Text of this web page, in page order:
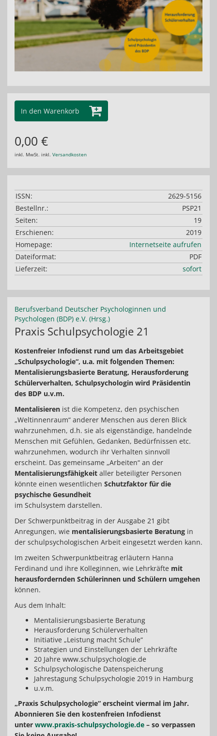
In den Warenkorb
0,00 €
inkl. MwSt. inkl. Versandkosten
ISSN:
2629-5156
Bestellnr.:
PSP21
Seiten:
19
Erschienen:
2019
Homepage:
Internetseite aufrufen
Dateiformat:
PDF
Lieferzeit:
sofort
Berufsverband Deutscher Psychologinnen und
Psychologen (BDP) e.V. (Hrsg.)
Praxis Schulpsychologie 21
Kostenfreier Infodienst rund um das Arbeitsgebiet
„Schulpsychologie“, u.a. mit folgenden Themen:
Mentalisierungsbasierte Beratung, Herausforderung
Schülerverhalten, Schulpsychologin wird Präsidentin
des BDP u.v.m.
Mentalisieren ist die Kompetenz, den psychischen
„Weltinnenraum“ anderer Menschen aus deren Blick
wahrzunehmen, d.h. sie als eigenständige, handelnde
Menschen mit Gefühlen, Gedanken, Bedürfnissen etc.
wahrzunehmen, wodurch ihr Verhalten sinnvoll
erscheint. Das gemeinsame „Arbeiten“ an der
Mentalisierungsfähigkeit aller beteiligter Personen
könnte einen wesentlichen Schutzfaktor für die
psychische Gesundheit
im Schulsystem darstellen.
Der Schwerpunktbeitrag in der Ausgabe 21 gibt
Anregungen, wie mentalisierungsbasierte Beratung in
der schulpsychologischen Arbeit eingesetzt werden kann.
Im zweiten Schwerpunktbeitrag erläutern Hanna
Ferdinand und ihre Kolleginnen, wie Lehrkräfte mit
herausfordernden Schülerinnen und Schülern umgehen
können.
Aus dem Inhalt:
Mentalisierungsbasierte Beratung
Herausforderung Schülerverhalten
Initiative „Leistung macht Schule“
Strategien und Einstellungen der Lehrkräfte
20 Jahre www.schulpsychologie.de
Schulpsychologische Datenspeicherung
Jahrestagung Schulpsychologie 2019 in Hamburg
u.v.m.
„Praxis Schulpsychologie“ erscheint viermal im Jahr.
Abonnieren Sie den kostenfreien Infodienst
unter www.praxis-schulpsychologie.de – so verpassen